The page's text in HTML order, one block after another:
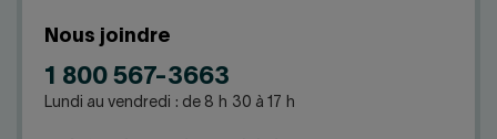
Nous joindre
1 800 567-3663
Lundi au vendredi : de 8 h 30 à 17 h